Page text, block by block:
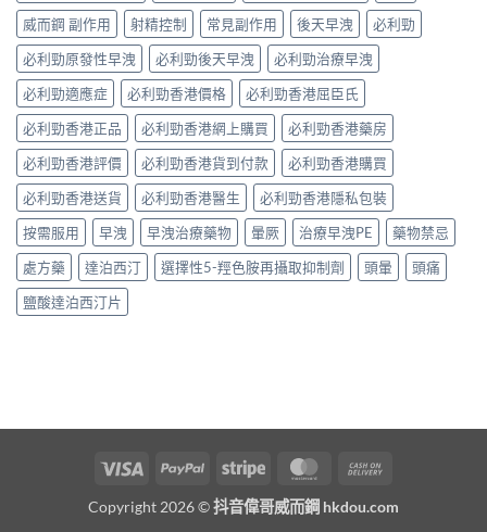
威而鋼 副作用
射精控制 常見副作用 後天早洩
必利勁
必利勁原發性早洩
必利勁後天早洩
必利勁治療早洩
必利勁適應症
必利勁香港價格
必利勁香港屈臣氏
必利勁香港正品
必利勁香港網上購買
必利勁香港藥房
必利勁香港評價
必利勁香港貨到付款
必利勁香港購買
必利勁香港送貨
必利勁香港醫生
必利勁香港隱私包裝
按需服用
早洩 早洩治療藥物 暈厥 治療早洩PE
藥物禁忌
處方藥
達泊西汀 選擇性5-羥色胺再攝取抑制劑 頭暈
頭痛
鹽酸達泊西汀片
Visa PayPal Stripe MasterCard
Delivery
Copyright 2026 ©抖音偉哥威而鋼 hkdou.com